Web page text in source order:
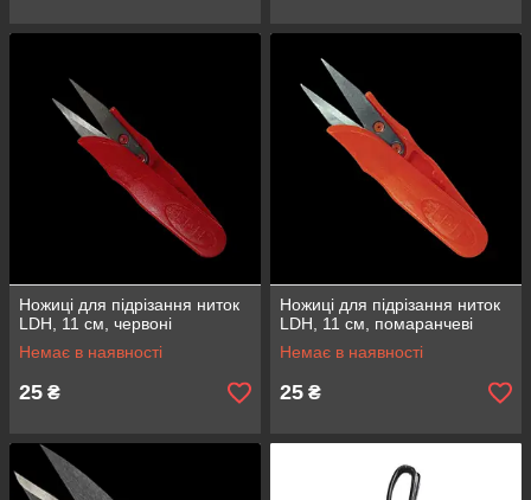
Ножиці для підрізання ниток
LDH, 11 см, червоні
Немає в наявності
25 ₴
Ножиці для підрізання ниток
LDH, 11 см, помаранчеві
Немає в наявності
25 ₴